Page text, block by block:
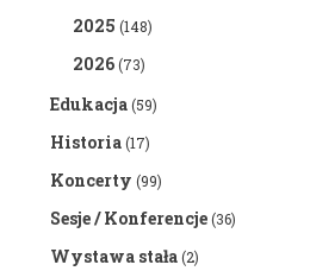
2025 (148)
2026(73)
Edukacja(59)
Historia(17)
Koncerty (99)
Sesje / Konferencje(36)
Wystawa stała(2)